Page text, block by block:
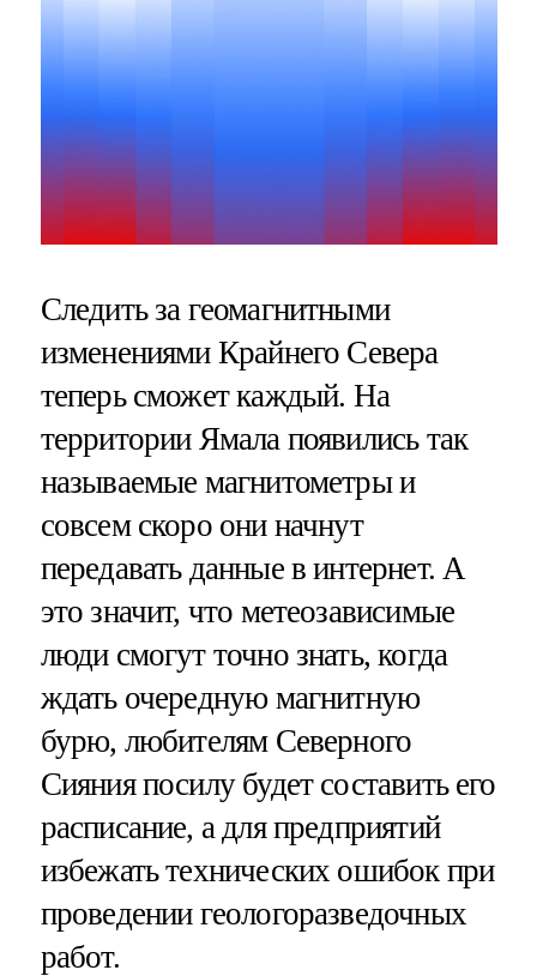
Следить за геомагнитными
изменениями Крайнего Севера
теперь сможет каждый. На
территории Ямала появились так
называемые магнитометры и
совсем скоро они начнут
передавать данные в интернет. А
это значит, что метеозависимые
люди смогут точно знать, когда
ждать очередную магнитную
бурю, любителям Северного
Сияния посилу будет составить его
расписание, а для предприятий
избежать технических ошибок при
проведении геологоразведочных
работ.